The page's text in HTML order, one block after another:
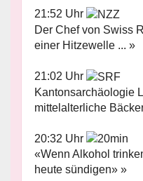
21:52 Uhr
Der Chef von Swiss
einer Hitzewelle ... »
21:02 Uhr
Kantonsarchäologie
mittelalterliche
20:32 Uhr
«Wenn Alkohol
heute sündigen» »